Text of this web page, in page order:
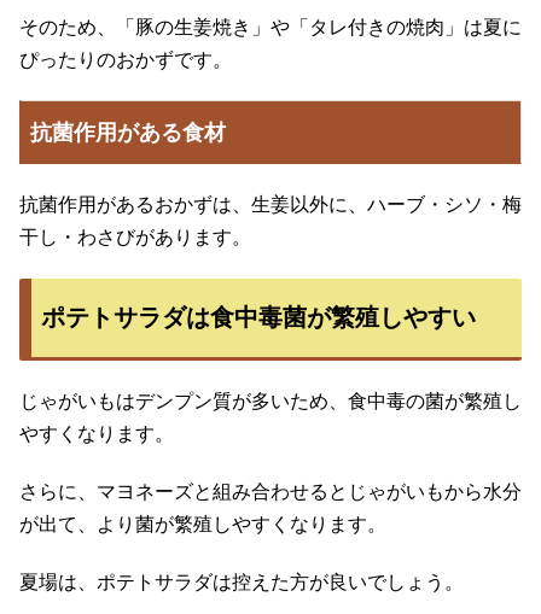
そのため、「豚の生姜焼き」や「タレ付きの焼肉」は夏に
ぴったりのおかずです。
抗菌作用がある食材
抗菌作用があるおかずは、生姜以外に、ハーブ・シソ・梅
干し・わさびがあります。
ポテトサラダは食中毒菌が繁殖しやすい
じゃがいもはデンプン質が多いため、食中毒の菌が繁殖し
やすくなります。
さらに、マヨネーズと組み合わせるとじゃがいもから水分
が出て、より菌が繁殖しやすくなります。
夏場は、ポテトサラダは控えた方が良いでしょう。